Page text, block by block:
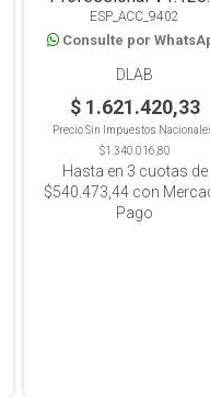
P/Espectros V1100-
UV1100
ESP_ACC_9402
Consulte por
DLAB
$ 1.621.420,33
Precio Sin Impuestos
$1.340.016,80
Hasta en 3 cuotas de
$540.473,44 con
Pago